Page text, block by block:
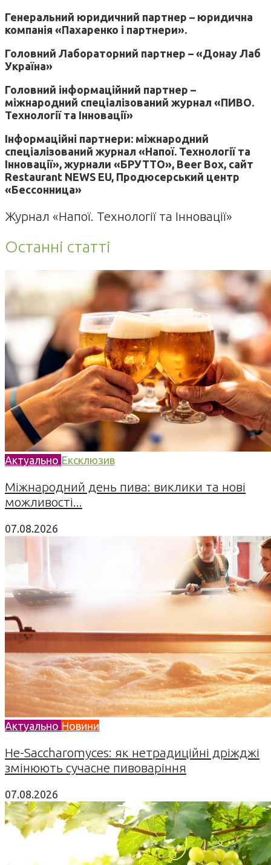
Генеральний юридичний партнер – юридична
компанія «Пахаренко і партнери».
Головний Лабораторний партнер – «Донау Лаб
Україна»
Головний інформаційний партнер –
міжнародний спеціалізований журнал «ПИВО.
Технології та Інновації»
Інформаційні партнери: міжнародний
спеціалізований журнал «Напої. Технології та
Інновації», журнали «БРУТТО», Beer Box, сайт
Restaurant NEWS EU, Продюсерський центр
«Бессонница»
Журнал «Напої. Технології та Інновації»
Останні статті
Актуально Ексклюзив
Міжнародний день пива: виклики та нові
можливості...
07.08.2026
Актуально Новини
Не-Saccharomyces: як нетрадиційні дріжджі
змінюють сучасне пивоваріння
07.08.2026